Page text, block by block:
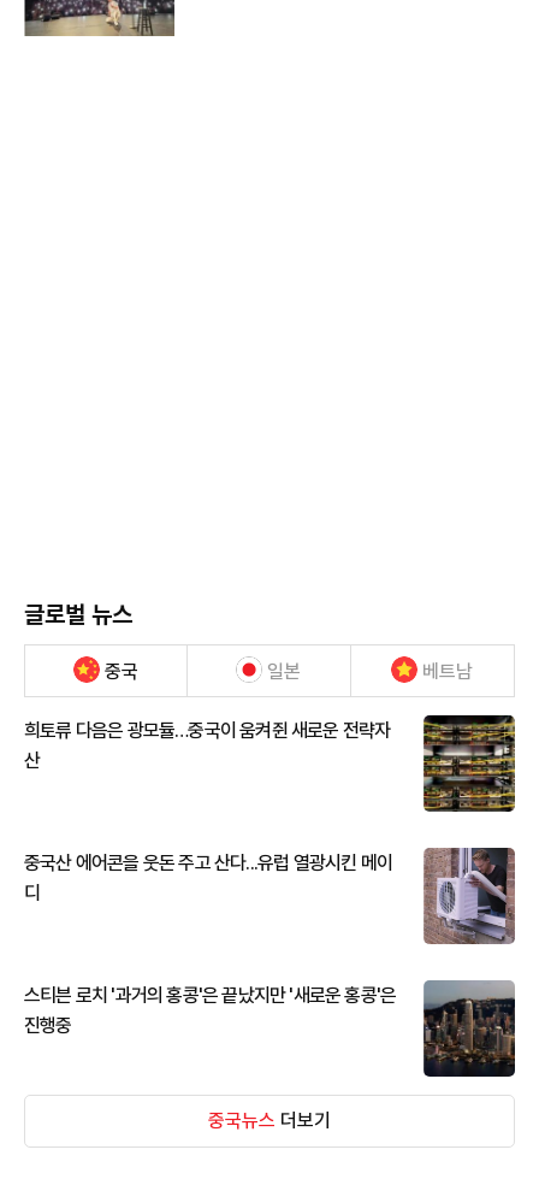
글로벌 뉴스
중국 일본 베트남
희토류 다음은 광모듈…중국이 움켜쥔 새로운 전략자
산
중국산 에어콘을 웃돈 주고 산다...유럽 열광시킨 메이
디
스티븐 로치 '과거의 홍콩'은 끝났지만 '새로운 홍콩'은
진행중
중국뉴스 더보기